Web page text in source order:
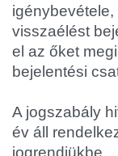
visszaélést
el az őket
bejelentési
A jogszabály
év áll
jogrendjükbe.